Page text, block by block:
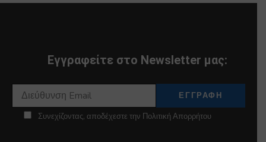
Εγγραφείτε στο Newsletter μας:
Συνεχίζοντας, αποδέχεστε την Πολιτική Απορρήτου